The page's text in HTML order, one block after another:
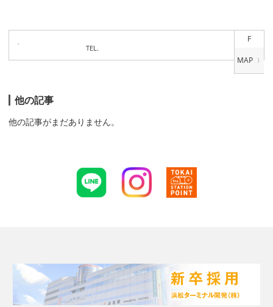
F
TEL.
他の記事
他の記事がまだありません。